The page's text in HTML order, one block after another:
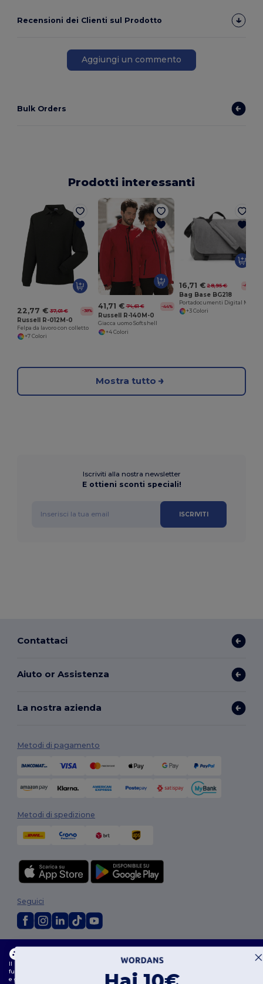
Recensioni dei Clienti sul Prodotto
Aggiungi un commento
Bulk Orders
Prodotti interessanti
22,77 € 37,01 € -38%
Russell R-012M-0
Felpa da lavoro con colletto
+7 Colori
41,71 € 74,61 € -44%
Russell R-140M-0
Giacca uomo Softshell
+4 Colori
16,71 € 28,95 € -42%
Bag Base BG218
+3 Colori
Mostra tutto
Iscriviti alla nostra newsletter
E ottieni sconti speciali!
ISCRIVITI
Contattaci
Aiuto or Assistenza
La nostra azienda
Metodi di pagamento
Metodi di spedizione
2026. Tutti i diritti riservati
Politica di personalizzazione
Seguici
Il nostro sito web utilizza sia cookie propri che di terze parti per migliorare la
funzionalità generale, ricordare le tue preferenze, analizzare le prestazioni del sito web
e garantire un'esperienza di navigazione fluida e personalizzata, compresi contenuti